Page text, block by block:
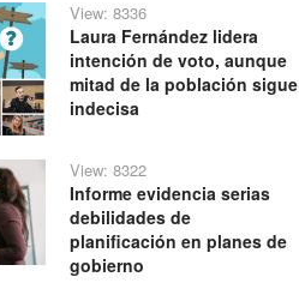
View: 8336
Laura Fernández lidera
intención de voto, aunque
mitad de la población sigue
indecisa
View: 8322
Informe evidencia serias
debilidades de
planificación en planes de
gobierno